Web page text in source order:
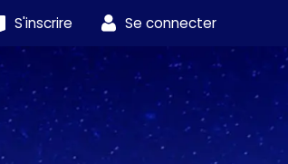
S'inscrire Se connecter